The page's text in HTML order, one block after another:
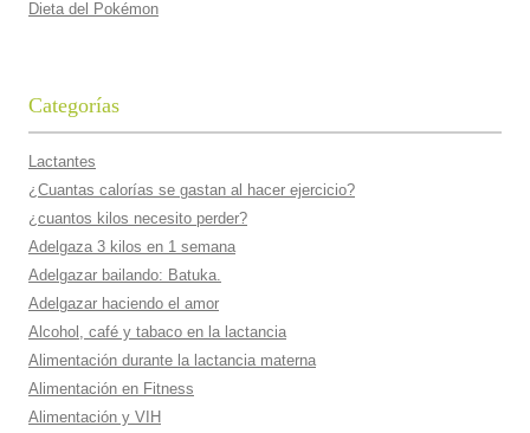
Dieta del Pokémon
Categorías
Lactantes
¿Cuantas calorí­as se gastan al hacer ejercicio?
¿cuantos kilos necesito perder?
Adelgaza 3 kilos en 1 semana
Adelgazar bailando: Batuka.
Adelgazar haciendo el amor
Alcohol, café y tabaco en la lactancia
Alimentación durante la lactancia materna
Alimentación en Fitness
Alimentación y VIH